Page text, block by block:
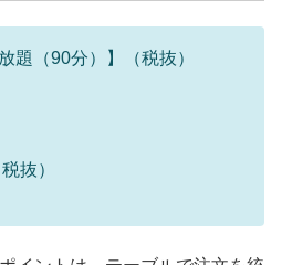
題（90分）】（税抜）
抜）